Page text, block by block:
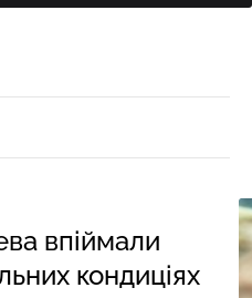
впіймали
кондиціях